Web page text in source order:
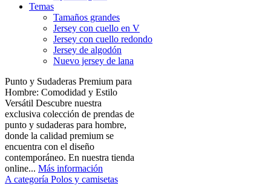
Temas
Tamaños grandes
Jersey con cuello en V
Jersey con cuello redondo
Jersey de algodón
Nuevo jersey de lana
Punto y Sudaderas Premium para
Hombre: Comodidad y Estilo
Versátil Descubre nuestra
exclusiva colección de prendas de
punto y sudaderas para hombre,
donde la calidad premium se
encuentra con el diseño
contemporáneo. En nuestra tienda
online... Más información
A categoría Polos y camisetas